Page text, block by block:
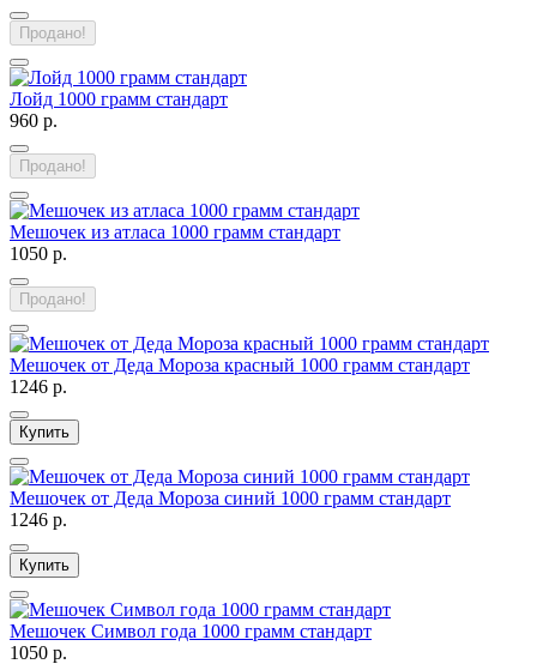
Продано!
Лойд 1000 грамм стандарт
960 р.
Продано!
Мешочек из атласа 1000 грамм стандарт
1050 р.
Продано!
Мешочек от Деда Мороза красный 1000 грамм стандарт
1246 р.
Купить
Мешочек от Деда Мороза синий 1000 грамм стандарт
1246 р.
Купить
Мешочек Символ года 1000 грамм стандарт
1050 р.